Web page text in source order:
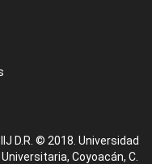
D.R. © 2018. Universidad
Coyoacán, C.